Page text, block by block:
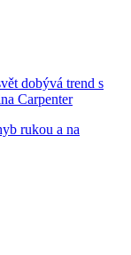
dobývá trend s
Carpenter
rukou a na